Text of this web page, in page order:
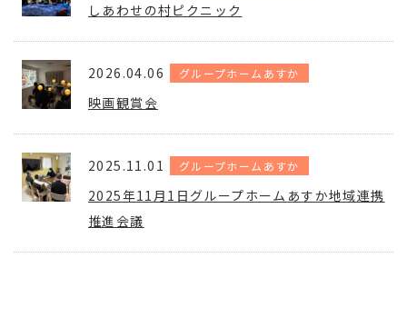
しあわせの村ピクニック
2026.04.06 グループホームあすか
映画観賞会
2025.11.01 グループホームあすか
2025年11月1日グループホームあすか地域連携
推進会議